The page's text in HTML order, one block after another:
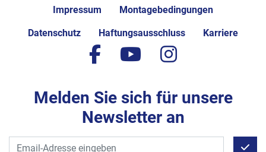
Impressum Montagebedingungen
Datenschutz Haftungsausschluss Karriere
facebook
youtubeinstagram
Melden Sie sich für unsere
Newsletter an